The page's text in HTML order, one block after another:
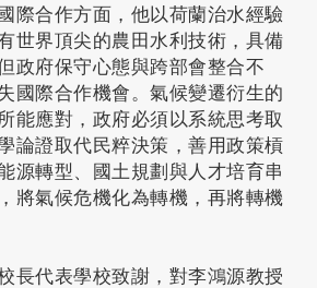
際合作方面，他以荷蘭治水經驗
世界頂尖的農田水利技術，具備
政府保守心態與跨部會整合不
國際合作機會。氣候變遷衍生的
能應對，政府必須以系統思考取
論證取代民粹決策，善用政策槓
源轉型、國土規劃與人才培育串
將氣候危機化為轉機，再將轉機
長代表學校致謝，對李鴻源教授